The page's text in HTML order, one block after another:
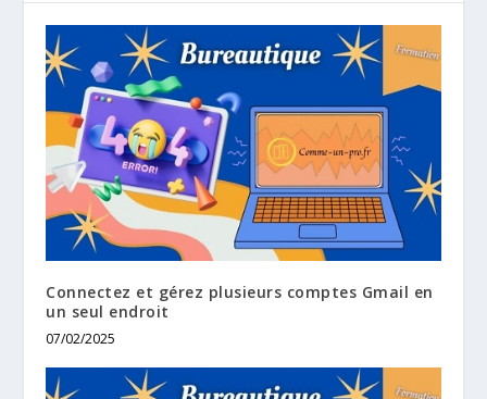
Connectez et gérez plusieurs comptes Gmail en
un seul endroit
07/02/2025